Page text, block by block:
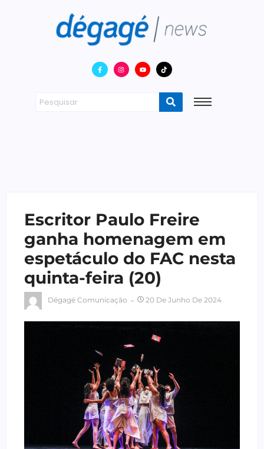
Escritor Paulo Freire
ganha homenagem em
espetáculo do FAC nesta
quinta-feira (20)
Dégagé Comunicação 20 De Junho De 2024